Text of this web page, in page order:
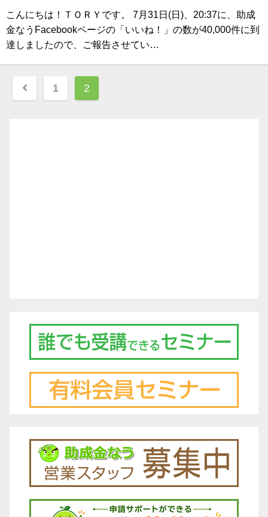
こんにちは！ＴＯＲＹです。 7月31日(日)、20:37に、助成
金なうFacebookページの「いいね！」の数が40,000件に到
達しましたので、ご報告させてい…
稿
1 2